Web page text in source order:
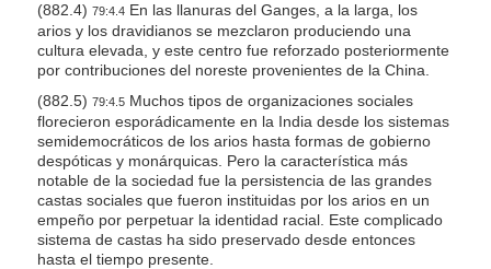
(882.4) 79:4.4En las llanuras del Ganges, a la larga, los
arios y los dravidianos se mezclaron produciendo una
cultura elevada, y este centro fue reforzado posteriormente
por contribuciones del noreste provenientes de la China.
(882.5) 79:4.5Muchos tipos de organizaciones sociales
florecieron esporádicamente en la India desde los sistemas
semidemocráticos de los arios hasta formas de gobierno
despóticas y monárquicas. Pero la característica más
notable de la sociedad fue la persistencia de las grandes
castas sociales que fueron instituidas por los arios en un
empeño por perpetuar la identidad racial. Este complicado
sistema de castas ha sido preservado desde entonces
hasta el tiempo presente.